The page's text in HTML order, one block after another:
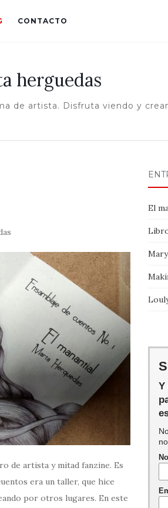
CONTACTO
herguedas
de artista. Disfruta viendo y
de artista y mitad fanzine. Es
era un taller, que hice
por otros lugares. En este
El
Y